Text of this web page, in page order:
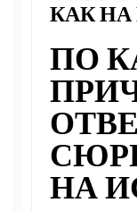
КАК
ПО
НА